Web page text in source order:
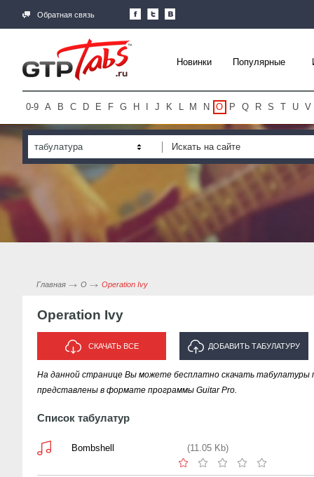
Обратная связь
Новинки Популярные
0-9 A B C D E F G H J K L M N O P Q R S T U V
табулатура
Главная O Operation Ivy
Operation Ivy
СКАЧАТЬ ВСЕ ДОБАВИТЬ ТАБУЛАТУРУ
ИСПОЛНИТЕЛЯ "OPERATION IVY"
На данной странице Вы можете бесплатно скачать табулатуры
представлены в формате программы Guitar Pro.
Список табулатур
Bombshell (11.05 Kb)